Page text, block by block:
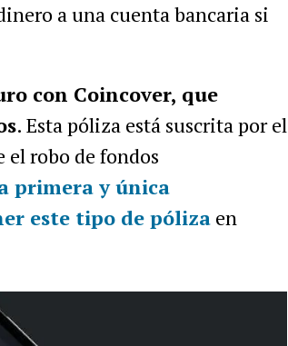
a una cuenta bancaria si
con Coincover, que
. Esta póliza está suscrita por el
el robo de fondos
primera y única
este tipo de pólizaen